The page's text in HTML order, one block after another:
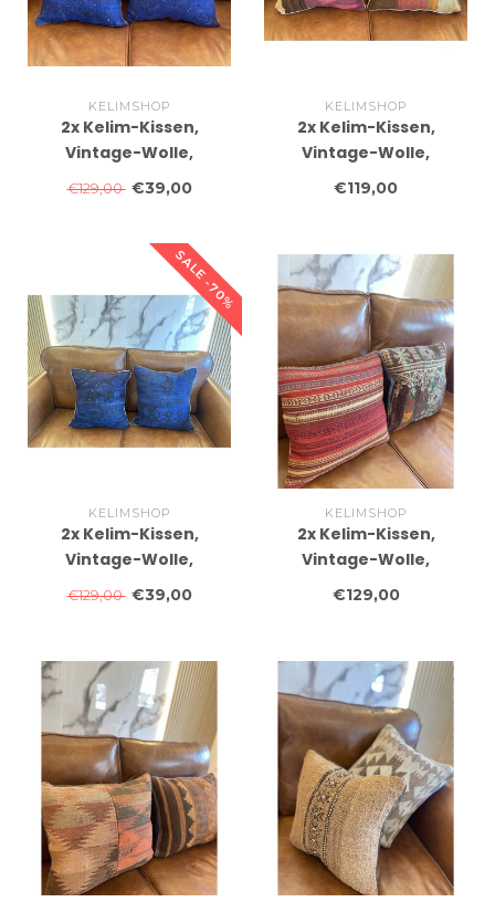
KELIMSHOP
2x Kelim-Kissen,
Vintage-Wolle,
einzigartige Kissen, ca.
45 x 45 cm, mit Füllung
€129,00 €39,00
KELIMSHOP
2x Kelim-Kissen,
Vintage-Wolle,
einzigartige Kissen, ca.
45 x 45 cm, mit Füllung
€119,00
SALE -70%
KELIMSHOP
2x Kelim-Kissen,
Vintage-Wolle,
einzigartige Kissen, ca.
€129,00 €39,00
KELIMSHOP
2x Kelim-Kissen,
Vintage-Wolle,
einzigartige Kissen, ca.
€129,00